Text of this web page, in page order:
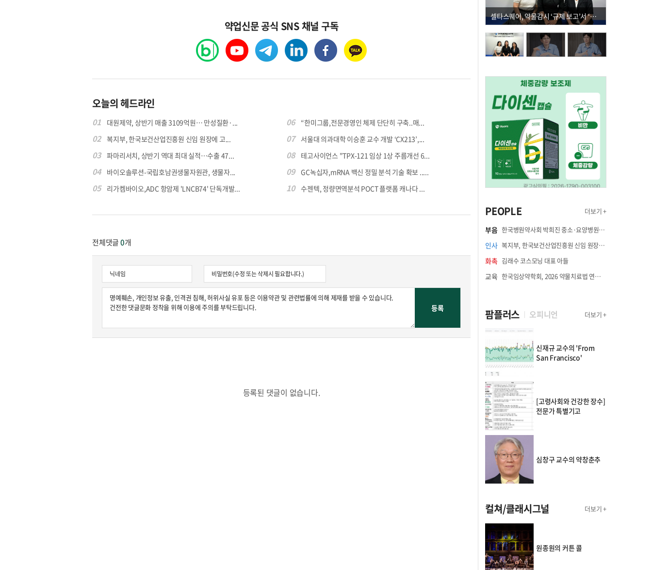
약업신문 공식 SNS 채널 구독
오늘의 헤드라인
01 대원제약, 상반기 매출 3109억원… 만성질환·...
02 복지부, 한국보건산업진흥원 신임 원장에 고...
03 파마리서치, 상반기 역대 최대 실적…수출 47...
04 바이오솔루션-국립호남권생물자원관, 생물자...
05 리가켐바이오,ADC 항암제 'LNCB74' 단독개발...
06 “한미그룹,전문경영인 체제 단단히 구축..매...
07 서울대 의과대학 이승훈 교수 개발 ‘CX213’,...
08 테고사이언스 "TPX-121 임상 1상 주름개선 6...
09 GC녹십자,mRNA 백신 정밀 분석 기술 확보 .....
10 수젠텍, 정량면역분석 POCT 플랫폼 캐나다 ...
전체댓글0개
등록된 댓글이 없습니다.
셀타스퀘어, 약물감시 ‘규제 보고’서 ‘데이터 의사결정’으로 "PVX 전환 요구 커진다"
PEOPLE 더보기 +
부음 한국병원약사회 박희진 중소·요양병원이사(충청북도 청주의료원 약제팀장) 부친상
인사 복지부, 한국보건산업진흥원 신임 원장에 고상백 교수 임명
화촉 김래수 코스모닝 대표 아들
교육 한국임상약학회, 2026 약물치료법 연수강좌 8월 21일 개최
팜플러스 오피니언 더보기 +
신재규 교수의 'From
San Francisco'
[고령사회와 건강한 장수]
전문가 특별기고
심창구 교수의 약창춘추
컬쳐/클래시그널 더보기 +
원종원의 커튼 콜